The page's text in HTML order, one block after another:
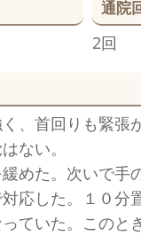
通院
2回
、首回りも緊張
ない。
めた。次いで手
応した。１０分
ていた。このと